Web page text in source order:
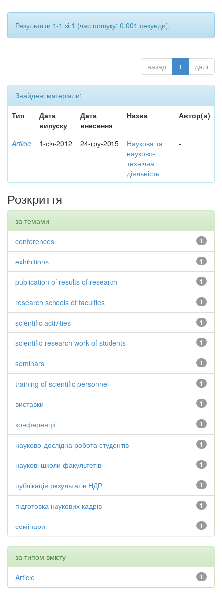
Результати 1-1 зі 1 (час пошуку: 0.001 секунди).
назад 1 далі
Знайдені матеріали:
Тип
Дата
випуску
Дата
внесення
Назва Автор(и)
Article 1-січ-2012 24-гру-2015
Наукова та
науково-
технічна
діяльність
-
Розкриття
за темами
1
conferences
1
exhibitions
1
publication of results of research
1
research schools of faculties
1
scientific activities
1
scientific-research work of students
1
seminars
1
training of scientific personnel
1
виставки
1
конференції
1
науково-дослідна робота студентів
1
наукові школи факультетів
1
публікація результатів НДР
1
підготовка наукових кадрів
1
семінари
за типом вмісту
1
Article